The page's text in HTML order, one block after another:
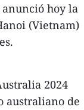
hoy la
(Vietnam)
2024
australiano de